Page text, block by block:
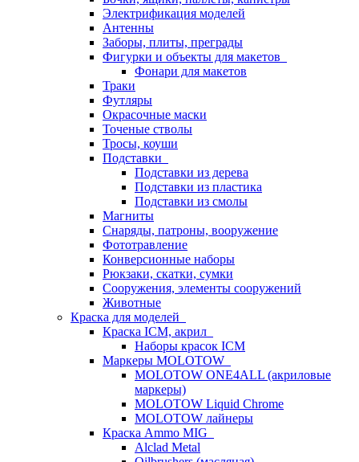
Электрификация моделей
Антенны
Заборы, плиты, преграды
Фигурки и объекты для макетов
Фонари для макетов
Траки
Футляры
Окрасочные маски
Точеные стволы
Тросы, коуши
Подставки
Подставки из дерева
Подставки из пластика
Подставки из смолы
Магниты
Снаряды, патроны, вооружение
Фототравление
Конверсионные наборы
Рюкзаки, скатки, сумки
Сооружения, элементы сооружений
Животные
Краска для моделей
Краска ICM, акрил
Наборы красок ICM
Маркеры MOLOTOW
MOLOTOW ONE4ALL (акриловые
маркеры)
MOLOTOW Liquid Chrome
MOLOTOW лайнеры
Краска Ammo MIG
Alclad Metal